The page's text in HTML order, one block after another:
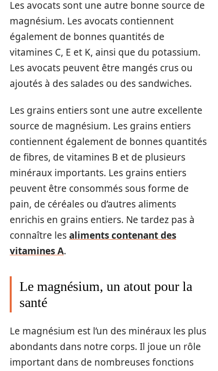
Les avocats sont une autre bonne source de
magnésium. Les avocats contiennent
également de bonnes quantités de
vitamines C, E et K, ainsi que du potassium.
Les avocats peuvent être mangés crus ou
ajoutés à des salades ou des sandwiches.
Les grains entiers sont une autre excellente
source de magnésium. Les grains entiers
contiennent également de bonnes quantités
de fibres, de vitamines B et de plusieurs
minéraux importants. Les grains entiers
peuvent être consommés sous forme de
pain, de céréales ou d’autres aliments
enrichis en grains entiers. Ne tardez pas à
connaître lesaliments contenant des
vitamines A.
Le magnésium, un atout pour la
santé
Le magnésium est l’un des minéraux les plus
abondants dans notre corps. Il joue un rôle
important dans de nombreuses fonctions